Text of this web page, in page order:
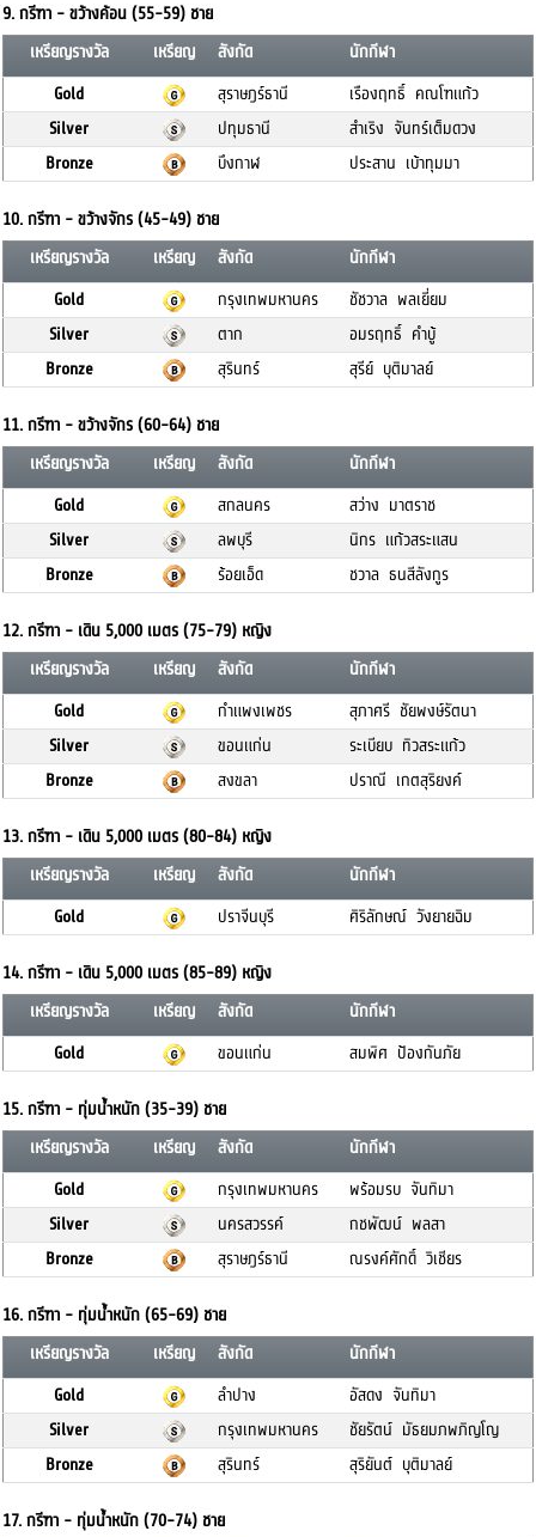
9. กรีฑา - ขว้างค้อน (55-59) ชาย
เหรียญรางวัล
เหรียญ สังกัด
นักกีฬา
Gold
สุราษฎร์ธานี
เรืองฤทธิ์ คณโฑแก้ว
Silver
ปทุมธานี
สำเริง จันทร์เต็มดวง
Bronze
บึงกาฬ ประสาน เบ้าทุมมา
10. กรีฑา - ขว้างจักร (45-49) ชาย
เหรียญรางวัล
เหรียญ สังกัด
นักกีฬา
Gold
กรุงเทพมหานคร
ชัชวาล พลเยี่ยม
Silver
ตาก
อมรฤทธิ์ คำบู้
Bronze
สุรินทร์ สุรีย์ บุติมาลย์
11. กรีฑา - ขว้างจักร (60-64) ชาย
เหรียญรางวัล
เหรียญ สังกัด
นักกีฬา
Gold
สกลนคร
สว่าง มาตราช
Silver
ลพบุรี
นิกร แก้วสระแสน
Bronze
ร้อยเอ็ด ชวาล ธนสีลังกูร
12. กรีฑา - เดิน 5,000 เมตร (75-79) หญิง
เหรียญรางวัล
เหรียญ สังกัด
นักกีฬา
Gold
กำแพงเพชร
สุภาศรี ชัยพงษ์รัตนา
Silver
ขอนแก่น
ระเบียบ ทิวสระแก้ว
Bronze
สงขลา ปราณี เกตสุริยงค์
13. กรีฑา - เดิน 5,000 เมตร (80-84) หญิง
เหรียญรางวัล
เหรียญ สังกัด
นักกีฬา
Gold
ปราจีนบุรี ศิริลักษณ์ วังยายฉิม
14. กรีฑา - เดิน 5,000 เมตร (85-89) หญิง
เหรียญรางวัล
เหรียญ สังกัด
นักกีฬา
Gold
ขอนแก่น สมพิศ ป้องกันภัย
15. กรีฑา - ทุ่มน้ำหนัก (35-39) ชาย
เหรียญรางวัล
เหรียญ สังกัด
นักกีฬา
Gold
กรุงเทพมหานคร
พร้อมรบ จันทิมา
Silver
นครสวรรค์
กชพัฒน์ พลสา
Bronze
สุราษฎร์ธานี ณรงค์ศักดิ์ วิเชียร
16. กรีฑา - ทุ่มน้ำหนัก (65-69) ชาย
เหรียญรางวัล
เหรียญ สังกัด
นักกีฬา
Gold
ลำปาง
อัสดง จันทิมา
Silver
กรุงเทพมหานคร
ชัยรัตน์ มัธยมภพภิญโญ
Bronze
สุรินทร์ สุริยันต์ บุติมาลย์
17. กรีฑา - ทุ่มน้ำหนัก (70-74) ชาย